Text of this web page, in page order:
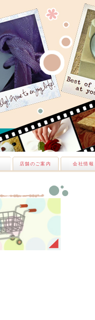
店舗のご案内 会社情報